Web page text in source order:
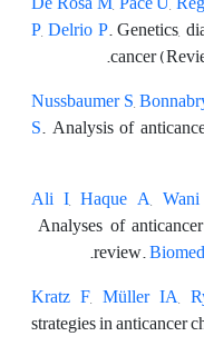
P,Delrio P. Genetics,
cancer
Nussbaumer S,
S. Analysis of
Ali I,Haque A,
Analyses of
review.
Kratz F, Müller IA,
strategies in anticancer